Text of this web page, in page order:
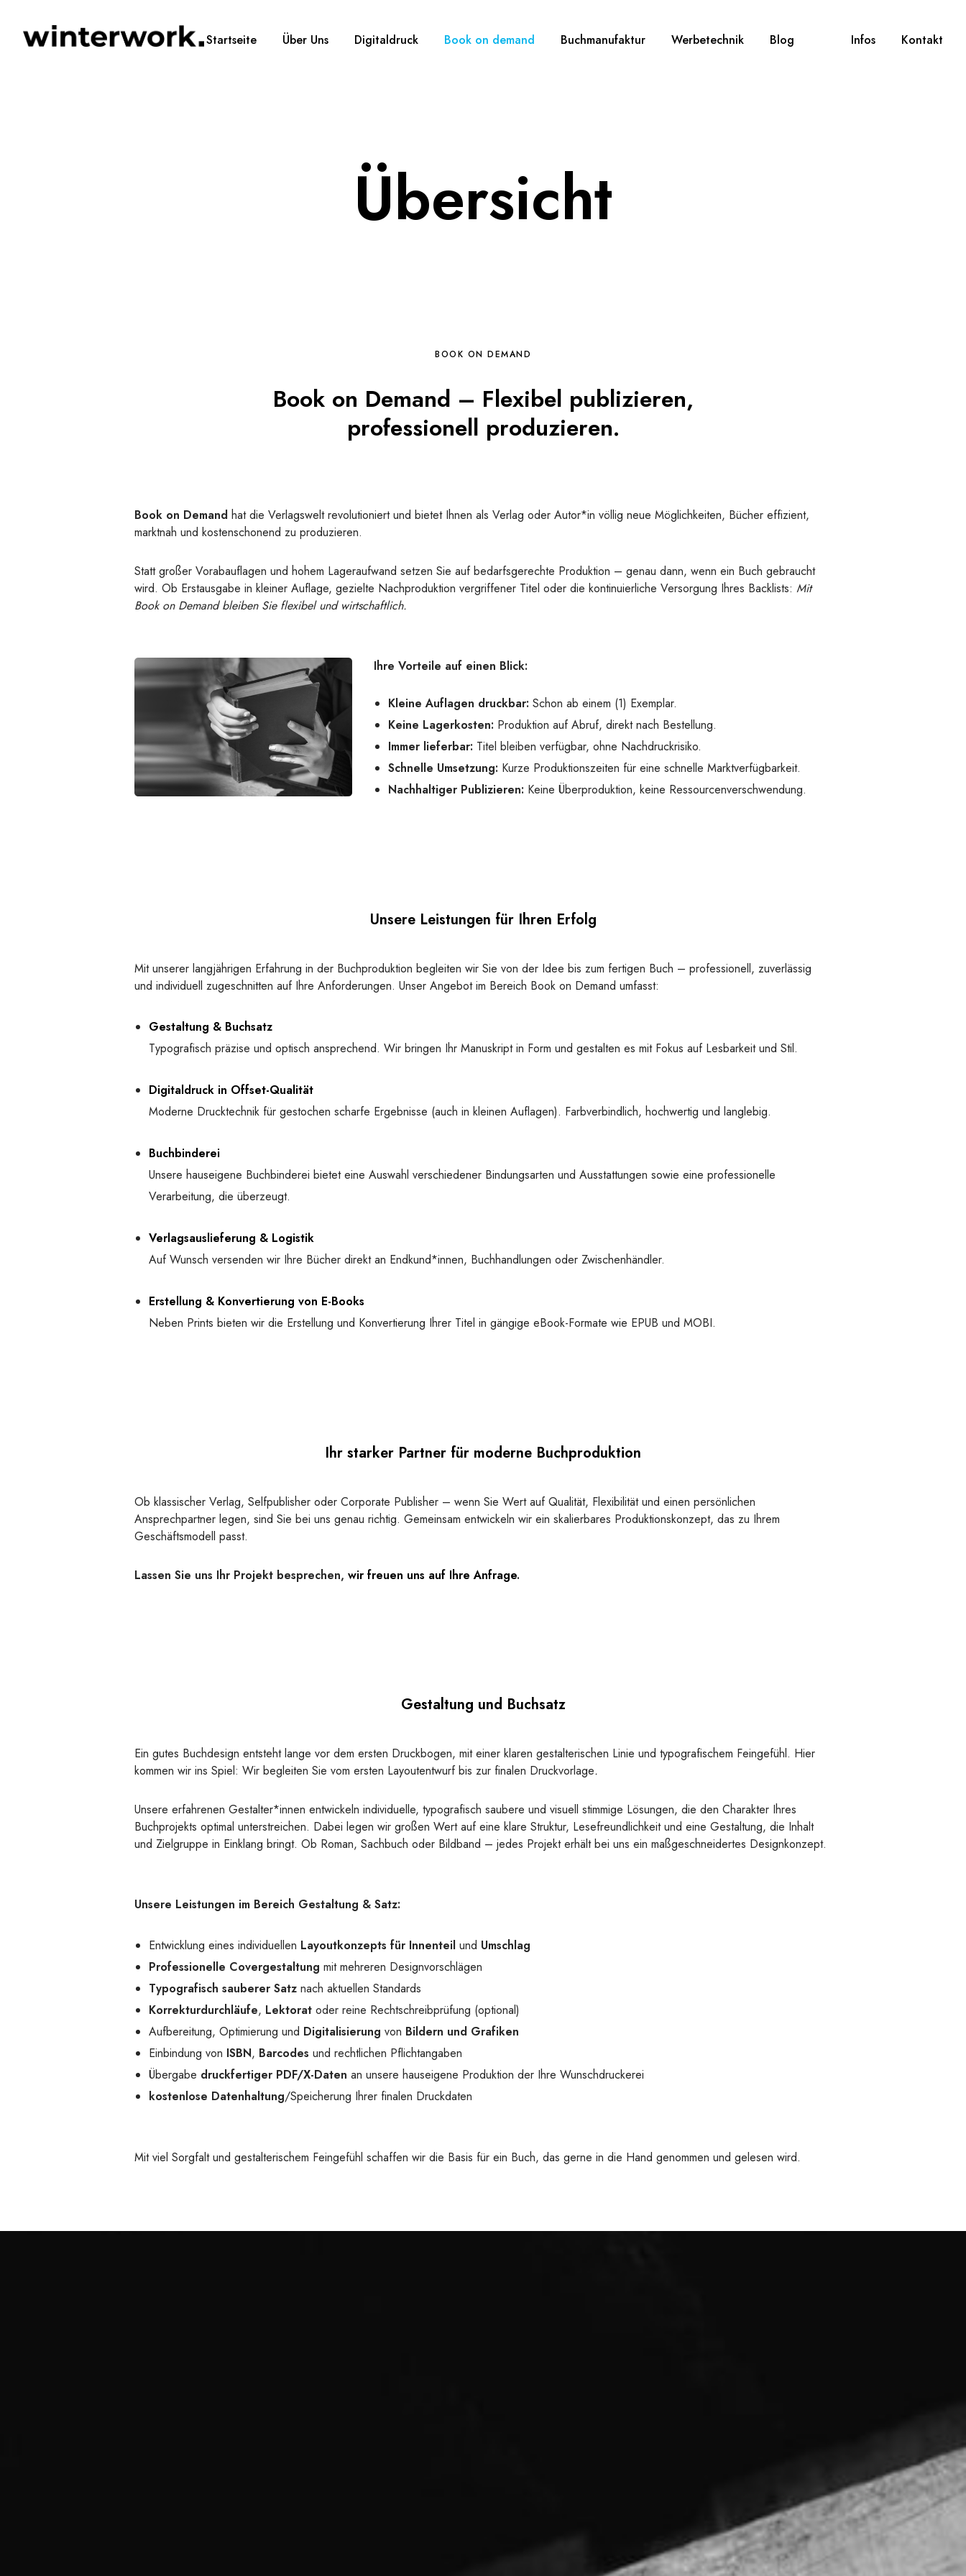
Startseite Über Uns Digitaldruck Book on demand Buchmanufaktur Werbetechnik Blog Infos Kontakt
Übersicht
BOOK ON DEMAND
Book on Demand – Flexibel publizieren,
professionell produzieren.
Book on Demand hat die Verlagswelt revolutioniert und bietet Ihnen als Verlag oder Autor*in völlig neue Möglichkeiten, Bücher effizient,
marktnah und kostenschonend zu produzieren.
Statt großer Vorabauflagen und hohem Lageraufwand setzen Sie auf bedarfsgerechte Produktion – genau dann, wenn ein Buch gebraucht
wird. Ob Erstausgabe in kleiner Auflage, gezielte Nachproduktion vergriffener Titel oder die kontinuierliche Versorgung Ihres Backlists: Mit
Book on Demand bleiben Sie flexibel und wirtschaftlich.
Ihre Vorteile auf einen Blick:
Kleine Auflagen druckbar: Schon ab einem (1) Exemplar.
Keine Lagerkosten: Produktion auf Abruf, direkt nach Bestellung.
Immer lieferbar: Titel bleiben verfügbar, ohne Nachdruckrisiko.
Schnelle Umsetzung: Kurze Produktionszeiten für eine schnelle Marktverfügbarkeit.
Nachhaltiger Publizieren: Keine Überproduktion, keine Ressourcenverschwendung.
Unsere Leistungen für Ihren Erfolg
Mit unserer langjährigen Erfahrung in der Buchproduktion begleiten wir Sie von der Idee bis zum fertigen Buch – professionell, zuverlässig
und individuell zugeschnitten auf Ihre Anforderungen. Unser Angebot im Bereich Book on Demand umfasst:
Gestaltung & Buchsatz
Typografisch präzise und optisch ansprechend. Wir bringen Ihr Manuskript in Form und gestalten es mit Fokus auf Lesbarkeit und Stil.
Digitaldruck in Offset-Qualität
Moderne Drucktechnik für gestochen scharfe Ergebnisse (auch in kleinen Auflagen). Farbverbindlich, hochwertig und langlebig.
Buchbinderei
Unsere hauseigene Buchbinderei bietet eine Auswahl verschiedener Bindungsarten und Ausstattungen sowie eine professionelle
Verarbeitung, die überzeugt.
Verlagsauslieferung & Logistik
Auf Wunsch versenden wir Ihre Bücher direkt an Endkund*innen, Buchhandlungen oder Zwischenhändler.
Erstellung & Konvertierung von E-Books
Neben Prints bieten wir die Erstellung und Konvertierung Ihrer Titel in gängige eBook-Formate wie EPUB und MOBI.
Ihr starker Partner für moderne Buchproduktion
Ob klassischer Verlag, Selfpublisher oder Corporate Publisher – wenn Sie Wert auf Qualität, Flexibilität und einen persönlichen
Ansprechpartner legen, sind Sie bei uns genau richtig. Gemeinsam entwickeln wir ein skalierbares Produktionskonzept, das zu Ihrem
Geschäftsmodell passt.
Lassen Sie uns Ihr Projekt besprechen, wir freuen uns auf Ihre Anfrage.
Gestaltung und Buchsatz
Ein gutes Buchdesign entsteht lange vor dem ersten Druckbogen, mit einer klaren gestalterischen Linie und typografischem Feingefühl. Hier
kommen wir ins Spiel: Wir begleiten Sie vom ersten Layoutentwurf bis zur finalen Druckvorlage.
Unsere erfahrenen Gestalter*innen entwickeln individuelle, typografisch saubere und visuell stimmige Lösungen, die den Charakter Ihres
Buchprojekts optimal unterstreichen. Dabei legen wir großen Wert auf eine klare Struktur, Lesefreundlichkeit und eine Gestaltung, die Inhalt
und Zielgruppe in Einklang bringt. Ob Roman, Sachbuch oder Bildband – jedes Projekt erhält bei uns ein maßgeschneidertes Designkonzept.
Unsere Leistungen im Bereich Gestaltung & Satz:
Entwicklung eines individuellen Layoutkonzepts für Innenteil und Umschlag
Professionelle Covergestaltung mit mehreren Designvorschlägen
Typografisch sauberer Satz nach aktuellen Standards
Korrekturdurchläufe, Lektorat oder reine Rechtschreibprüfung (optional)
Aufbereitung, Optimierung und Digitalisierung von Bildern und Grafiken
Einbindung von ISBN, Barcodes und rechtlichen Pflichtangaben
Übergabe druckfertiger PDF/X-Daten an unsere hauseigene Produktion der Ihre Wunschdruckerei
kostenlose Datenhaltung/Speicherung Ihrer finalen Druckdaten
Mit viel Sorgfalt und gestalterischem Feingefühl schaffen wir die Basis für ein Buch, das gerne in die Hand genommen und gelesen wird.